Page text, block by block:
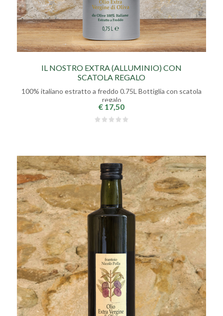
IL NOSTRO EXTRA (ALLUMINIO) CON
SCATOLA REGALO
100% italiano estratto a freddo 0.75L Bottiglia con scatola
regalo
€ 17,50